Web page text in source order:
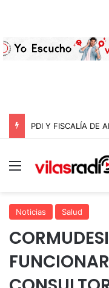
Menú
Noticias Salud